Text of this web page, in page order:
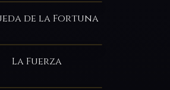
de la Fortuna
La Fuerza